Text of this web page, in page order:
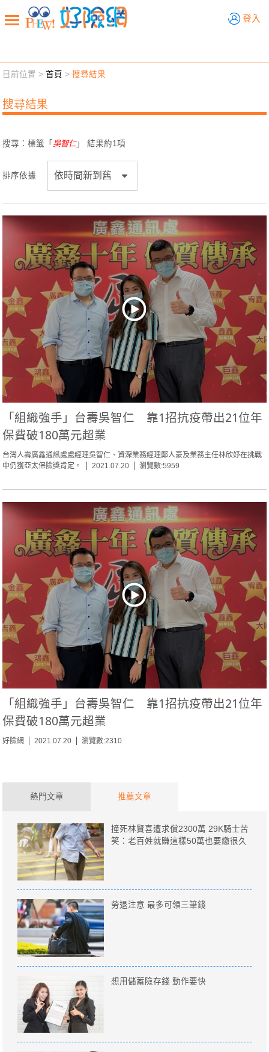
登入
新聞觀點 業務交流
退休先準備 好險學堂 輔銷工具 活動專區
目前位置 >首頁 >搜尋結果
搜尋結果
搜尋：標籤「 吳智仁」 結果約1項
排序依據
「組織強手」台壽吳智仁 靠1招抗疫帶出21位年
保費破180萬元超業
台灣人壽廣鑫通訊處處經理吳智仁、資深業務經理鄭人豪及業務主任林欣妤在挑戰
中仍獲亞太保險獎肯定。
2021.07.20 瀏覽數:5959
「組織強手」台壽吳智仁 靠1招抗疫帶出21位年
保費破180萬元超業
好險網 2021.07.20 瀏覽數:2310
熱門文章 推薦文章
撞死林賢喜遭求償2300萬 29K騎士苦
笑：老百姓就賺這樣50萬也要繳很久
勞退注意 最多可領三筆錢
想用儲蓄險存錢 動作要快